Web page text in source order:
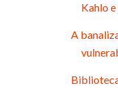
Kahlo
A